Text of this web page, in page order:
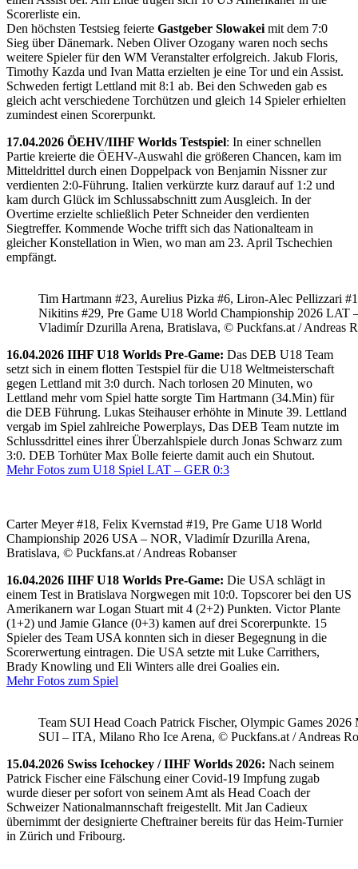
Scorerliste ein.
Den höchsten Testsieg feierte Gastgeber Slowakei mit dem 7:0
Sieg über Dänemark. Neben Oliver Ozogany waren noch sechs
weitere Spieler für den WM Veranstalter erfolgreich. Jakub Floris,
Timothy Kazda und Ivan Matta erzielten je eine Tor und ein Assist.
Schweden fertigt Lettland mit 8:1 ab. Bei den Schweden gab es
gleich acht verschiedene Torchützen und gleich 14 Spieler erhielten
zumindest einen Scorerpunkt.
17.04.2026 ÖEHV/IIHF Worlds Testspiel: In einer schnellen
Partie kreierte die ÖEHV-Auswahl die größeren Chancen, kam im
Mitteldrittel durch einen Doppelpack von Benjamin Nissner zur
verdienten 2:0-Führung. Italien verkürzte kurz darauf auf 1:2 und
kam durch Glück im Schlussabschnitt zum Ausgleich. In der
Overtime erzielte schließlich Peter Schneider den verdienten
Siegtreffer. Kommende Woche trifft sich das Nationalteam in
gleicher Konstellation in Wien, wo man am 23. April Tschechien
empfängt.
Tim Hartmann #23, Aurelius Pizka #6, Liron-Alec Pellizzari
Nikitins #29, Pre Game U18 World Championship 2026 LAT
Vladimír Dzurilla Arena, Bratislava, © Puckfans.at / Andreas
16.04.2026 IIHF U18 Worlds Pre-Game: Das DEB U18 Team
setzt sich in einem flotten Testspiel für die U18 Weltmeisterschaft
gegen Lettland mit 3:0 durch. Nach torlosen 20 Minuten, wo
Lettland mehr vom Spiel hatte sorgte Tim Hartmann (34.Min) für
die DEB Führung. Lukas Steihauser erhöhte in Minute 39. Lettland
vergab im Spiel zahlreiche Powerplays, Das DEB Team nutzte im
Schlussdrittel eines ihrer Überzahlspiele durch Jonas Schwarz zum
3:0. DEB Torhüter Max Bolle feierte damit auch ein Shutout.
Mehr Fotos zum U18 Spiel LAT – GER 0:3
Carter Meyer #18, Felix Kvernstad #19, Pre Game U18 World
Championship 2026 USA – NOR, Vladimír Dzurilla Arena,
Bratislava, © Puckfans.at / Andreas Robanser
16.04.2026 IIHF U18 Worlds Pre-Game: Die USA schlägt in
einem Test in Bratislava Norgwegen mit 10:0. Topscorer bei den US
Amerikanern war Logan Stuart mit 4 (2+2) Punkten. Victor Plante
(1+2) und Jamie Glance (0+3) kamen auf drei Scorerpunkte. 15
Spieler des Team USA konnten sich in dieser Begegnung in die
Scorerwertung eintragen. Die USA setzte mit Luke Carrithers,
Brady Knowling und Eli Winters alle drei Goalies ein.
Mehr Fotos zum Spiel
Team SUI Head Coach Patrick Fischer, Olympic Games 2026
SUI – ITA, Milano Rho Ice Arena, © Puckfans.at / Andreas
15.04.2026 Swiss Icehockey / IIHF Worlds 2026: Nach seinem
Patrick Fischer eine Fälschung einer Covid-19 Impfung zugab
wurde dieser per sofort von seinem Amt als Head Coach der
Schweizer Nationalmannschaft freigestellt. Mit Jan Cadieux
übernimmt der designierte Cheftrainer bereits für das Heim-Turnier
in Zürich und Fribourg.